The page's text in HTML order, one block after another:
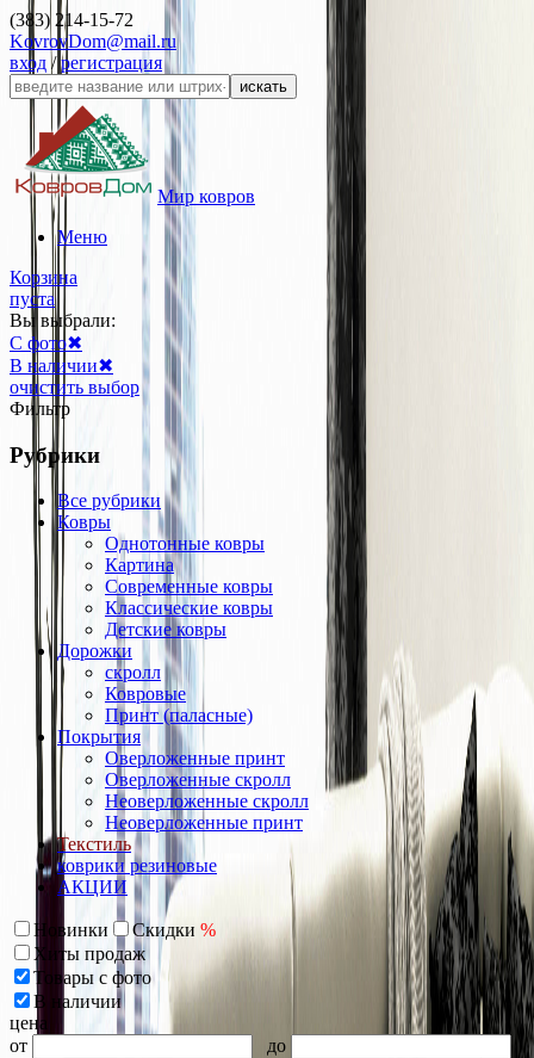
(383) 214-15-72
KovrovDom@mail.ru
вход/регистрация
искать
Мир ковров
Меню
Корзина
пуста
Вы выбрали:
С фото✖
В наличии✖
очистить выбор
Фильтр
Рубрики
Все рубрики
Ковры
Однотонные ковры
Картина
Современные ковры
Классические ковры
Детские ковры
Дорожки
скролл
Ковровые
Принт (паласные)
Покрытия
Оверложенные принт
Оверложенные скролл
Неоверложенные скролл
Неоверложенные принт
Текстиль
коврики резиновые
АКЦИИ
Новинки Скидки %
Хиты продаж
Товары с фото
В наличии
цена
от
до